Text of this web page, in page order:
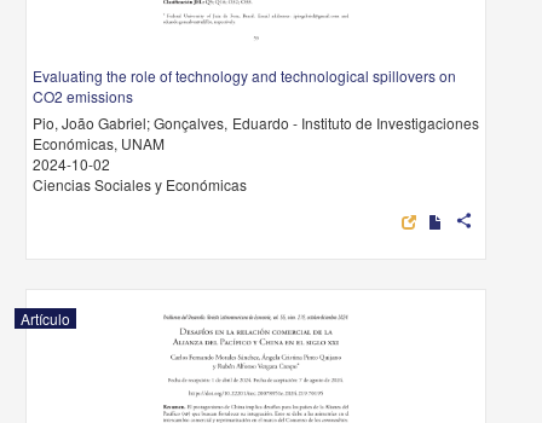
Evaluating the role of technology and technological spillovers on
CO2 emissions
Pio, João Gabriel; Gonçalves, Eduardo - Instituto de Investigaciones
Económicas, UNAM
2024-10-02
Ciencias Sociales y Económicas
share
Artículo